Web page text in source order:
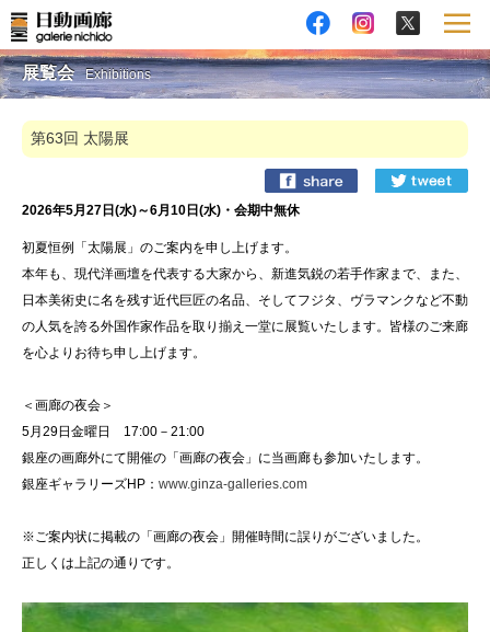
展覧会 Exhibitions
第63回 太陽展
2026年5月27日(水)～6月10日(水)・会期中無休
初夏恒例「太陽展」のご案内を申し上げます。
本年も、現代洋画壇を代表する大家から、新進気鋭の若手作家まで、また、
日本美術史に名を残す近代巨匠の名品、そしてフジタ、ヴラマンクなど不動
の人気を誇る外国作家作品を取り揃え一堂に展覧いたします。皆様のご来廊
を心よりお待ち申し上げます。
＜画廊の夜会＞
5月29日金曜日 17:00－21:00
銀座の画廊外にて開催の「画廊の夜会」に当画廊も参加いたします。
銀座ギャラリーズHP： www.ginza-galleries.com
※ご案内状に掲載の「画廊の夜会」開催時間に誤りがございました。
正しくは上記の通りです。